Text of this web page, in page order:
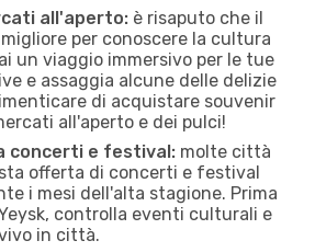
all'aperto: è risaputo che il
per conoscere la cultura
un viaggio immersivo per le tue
e assaggia alcune delle delizie
di acquistare souvenir
all'aperto e dei pulci!
concerti e festival: molte città
offerta di concerti e festival
i mesi dell'alta stagione. Prima
controlla eventi culturali e
in città.